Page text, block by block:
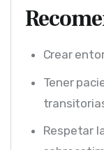
Crear
Tener
Respetar